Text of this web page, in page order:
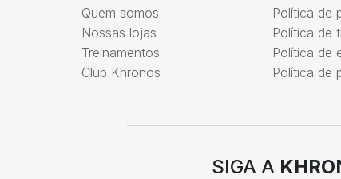
Quem somos
Nossas lojas
Treinamentos
Club Khronos
Política de
Política de
Política de
Política de
SIGA A